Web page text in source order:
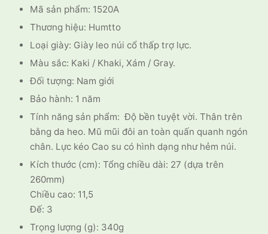
Mã sản phẩm: 1520A
Thương hiệu: Humtto
Loại giày: Giày leo núi cổ thấp trợ lực.
Màu sắc: Kaki / Khaki, Xám / Gray.
Đối tượng: Nam giới
Bảo hành: 1 năm
Tính năng sản phẩm: Độ bền tuyệt vời. Thân trên
bằng da heo. Mũ mũi đôi an toàn quấn quanh ngón
chân. Lực kéo Cao su có hình dạng như hẻm núi.
Kích thước (cm): Tổng chiều dài: 27 (dựa trên
260mm)
Chiều cao: 11,5
Đế: 3
Trọng lượng (g): 340g